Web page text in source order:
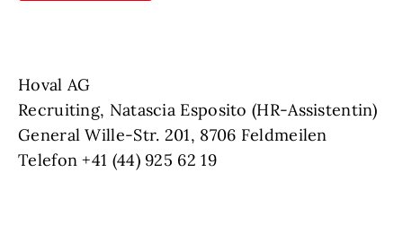
Hoval AG
Recruiting, Natascia Esposito (HR-Assistentin)
General Wille-Str. 201, 8706 Feldmeilen
Telefon +41 (44) 925 62 19